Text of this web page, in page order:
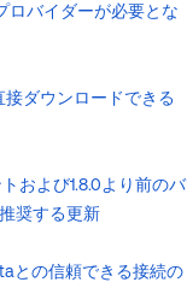
ロバイダーが必要とな
ダウンロードできる
および1.8.0より前のバ
奨する更新
との信頼できる接続の